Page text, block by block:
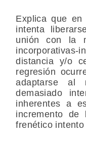
Explica que en
intenta
unión con la
incorporativas-
distancia y/o
regresión
adaptarse al
demasiado
inherentes a
incremento de
frenético